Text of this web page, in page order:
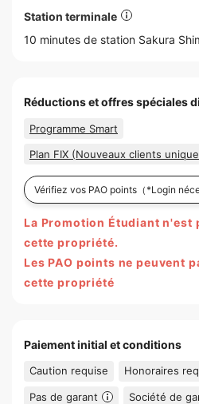
Station terminale
10 minutes de station Sakura
Réductions et offres spéciales
Programme Smart
Plan FIX (Nouveaux clients
Vérifiez vos PAO points （*Login
La Promotion Étudiant n'est
cette propriété.
Les PAO points ne peuvent
cette propriété
Paiement initial et conditions
Caution requise Honoraires
Pas de garant Société de